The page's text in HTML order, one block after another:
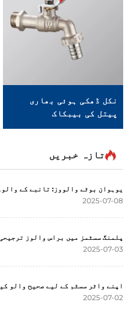
نکل ڈھکی ہوئی بھاری
پیتل کی بیبکاک
تازہ خبریں
یوہوان بوٹے والووز: تانبے کے والووز کی
2025-07-08
پلمنگ سسٹمز میں براس والوز
2025-07-03
اپنے واٹر سسٹم کے لیے صحیح والو کیسے چنیں: 2025
2025-07-02